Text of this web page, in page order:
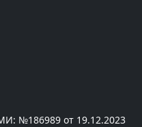
№186989 от 19.12.2023